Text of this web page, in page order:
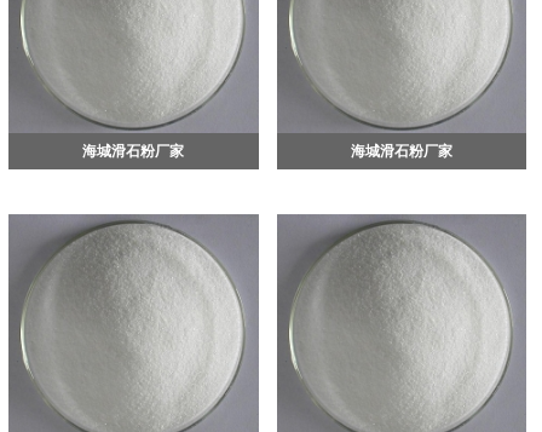
海城滑石粉厂家 海城滑石粉厂家